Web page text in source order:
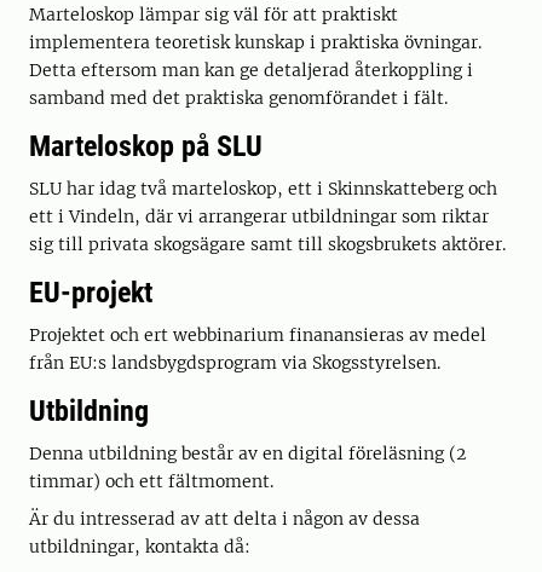
Marteloskop lämpar sig väl för att praktiskt
implementera teoretisk kunskap i praktiska övningar.
Detta eftersom man kan ge detaljerad återkoppling i
samband med det praktiska genomförandet i fält.
Marteloskop på SLU
SLU har idag två marteloskop, ett i Skinnskatteberg och
ett i Vindeln, där vi arrangerar utbildningar som riktar
sig till privata skogsägare samt till skogsbrukets aktörer.
EU-projekt
Projektet och ert webbinarium finanansieras av medel
från EU:s landsbygdsprogram via Skogsstyrelsen.
Utbildning
Denna utbildning består av en digital föreläsning (2
timmar) och ett fältmoment.
Är du intresserad av att delta i någon av dessa
utbildningar, kontakta då: